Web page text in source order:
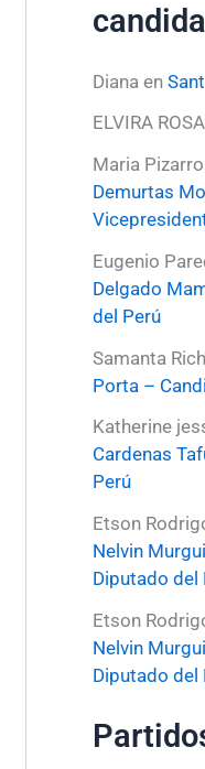
r
rDiana en
ELVIRA
Maria
Demurtas
Eugenio
Delgado
del Perú
Samanta
Porta –
Katherine
Cardenas
Perú
Etson
Nelvin
Diputado del
Etson
Nelvin
Diputado del